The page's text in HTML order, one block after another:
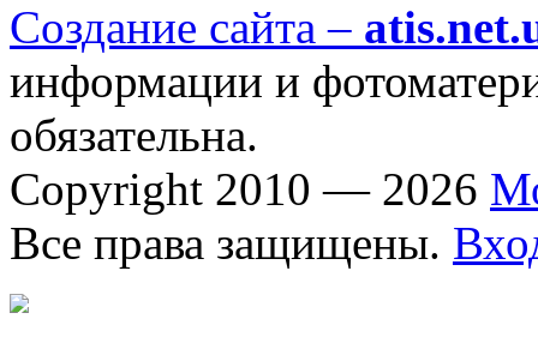
Создание сайта –
информации и
обязательна.
Copyright 2010 — 2026
Все права защищены.